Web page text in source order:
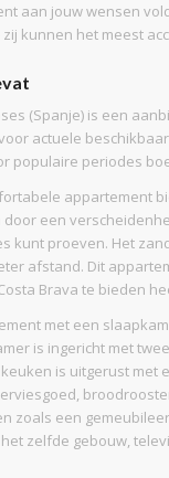
aan jouw wensen
kunnen het meest
(Spanje) is een
actuele
populaire periodes
appartement
door een
kunt proeven. Het
afstand. Dit
Brava te bieden
met een
is ingericht met
is uitgerust met
zoals een
zelfde gebouw,